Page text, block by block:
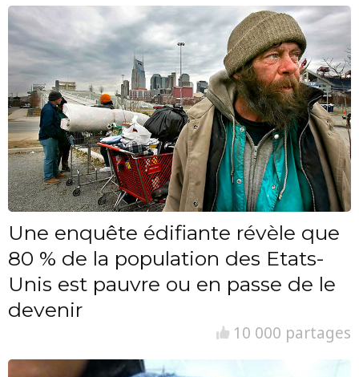
Une enquête édifiante révèle que
80 % de la population des Etats-
Unis est pauvre ou en passe de le
devenir
10 000 partages